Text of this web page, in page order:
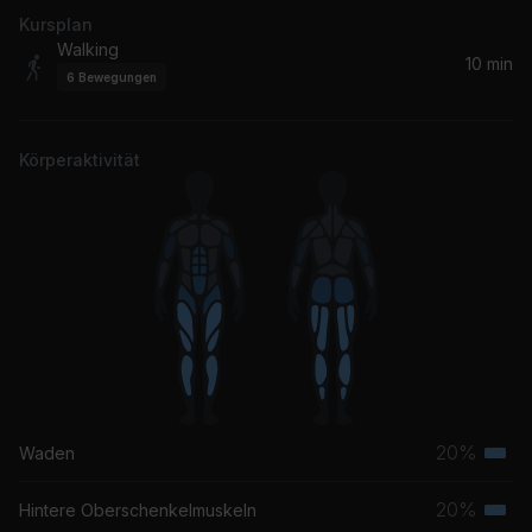
Kursplan
Walking
6 Bewegungen
10 min
Körperaktivität
Waden 20%
Hintere Oberschenkelmuskeln 20%